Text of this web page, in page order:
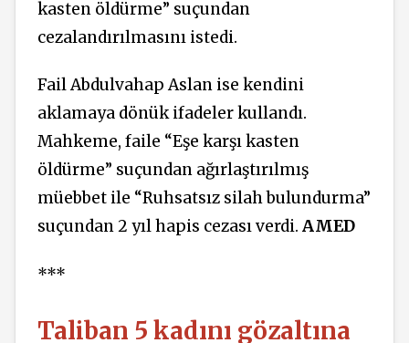
kasten öldürme” suçundan
cezalandırılmasını istedi.
Fail Abdulvahap Aslan ise kendini
aklamaya dönük ifadeler kullandı.
Mahkeme, faile “Eşe karşı kasten
öldürme” suçundan ağırlaştırılmış
müebbet ile “Ruhsatsız silah bulundurma”
suçundan 2 yıl hapis cezası verdi. AMED
***
Taliban 5 kadını gözaltına